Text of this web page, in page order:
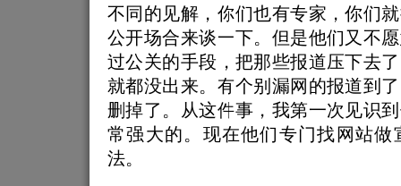
不同的见解，你们也有专家，你们
公开场合来谈一下。但是他们又不
过公关的手段，把那些报道压下去
就都没出来。有个别漏网的报道到
删掉了。从这件事，我第一次见识
常强大的。现在他们专门找网站做
法。